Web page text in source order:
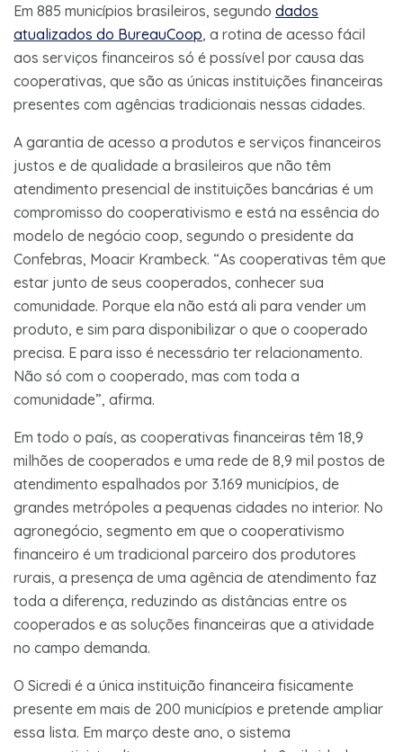
Em 885 municípios brasileiros, segundo dados
atualizados do BureauCoop, a rotina de acesso fácil
aos serviços financeiros só é possível por causa das
cooperativas, que são as únicas instituições financeiras
presentes com agências tradicionais nessas cidades.
A garantia de acesso a produtos e serviços financeiros
justos e de qualidade a brasileiros que não têm
atendimento presencial de instituições bancárias é um
compromisso do cooperativismo e está na essência do
modelo de negócio coop, segundo o presidente da
Confebras, Moacir Krambeck. “As cooperativas têm que
estar junto de seus cooperados, conhecer sua
comunidade. Porque ela não está ali para vender um
produto, e sim para disponibilizar o que o cooperado
precisa. E para isso é necessário ter relacionamento.
Não só com o cooperado, mas com toda a
comunidade”, afirma.
Em todo o país, as cooperativas financeiras têm 18,9
milhões de cooperados e uma rede de 8,9 mil postos de
atendimento espalhados por 3.169 municípios, de
grandes metrópoles a pequenas cidades no interior. No
agronegócio, segmento em que o cooperativismo
financeiro é um tradicional parceiro dos produtores
rurais, a presença de uma agência de atendimento faz
toda a diferença, reduzindo as distâncias entre os
cooperados e as soluções financeiras que a atividade
no campo demanda.
O Sicredi é a única instituição financeira fisicamente
presente em mais de 200 municípios e pretende ampliar
essa lista. Em março deste ano, o sistema